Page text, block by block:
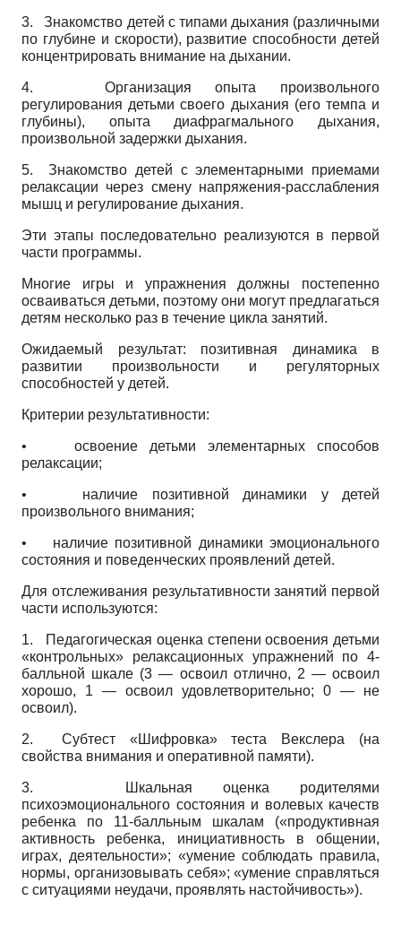
3.Знакомство детей с типами дыхания (различными
по глубине и скорости), развитие способности детей
концентрировать внимание на дыхании.
4. Организация опыта произвольного
регулирования детьми своего дыхания (его темпа и
глубины), опыта диафрагмального дыхания,
произвольной задержки дыхания.
5.Знакомство детей с элементарными приемами
релаксации через смену напряжения-расслабления
мышц и регулирование дыхания.
Эти этапы последовательно реализуются в первой
части программы.
Многие игры и упражнения должны постепенно
осваиваться детьми, поэтому они могут предлагаться
детям несколько раз в течение цикла занятий.
Ожидаемый результат: позитивная динамика в
развитии произвольности и регуляторных
способностей у детей.
Критерии результативности:
• освоение детьми элементарных способов
релаксации;
• наличие позитивной динамики у детей
произвольного внимания;
• наличие позитивной динамики эмоционального
состояния и поведенческих проявлений детей.
Для отслеживания результативности занятий первой
части используются:
1.
Педагогическая оценка степени освоения детьми
«контрольных» релаксационных упражнений по 4-
балльной шкале (3 — освоил отлично, 2 — освоил
хорошо, 1 — освоил удовлетворительно; 0 — не
освоил).
2. Субтест «Шифровка» теста Векслера (на
свойства внимания и оперативной памяти).
3.
Шкальная оценка родителями
психоэмоционального состояния и волевых качеств
ребенка по 11-балльным шкалам («продуктивная
активность ребенка, инициативность в общении,
играх, деятельности»; «умение соблюдать правила,
нормы, организовывать себя»; «умение справляться
с ситуациями неудачи, проявлять настойчивость»).